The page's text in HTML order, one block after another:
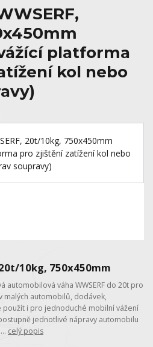
platforma
kol nebo
20t/10kg, 750x450mm
automobilová váha WWSERF do 20t pro
malých automobilů, dodávek,
použít i pro jednoduché mobilní vážení
jednotlivé nápravy automobilu
celý popis